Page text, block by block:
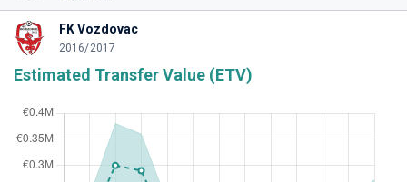
FK Vozdovac
2016/2017
Estimated Transfer Value (ETV)